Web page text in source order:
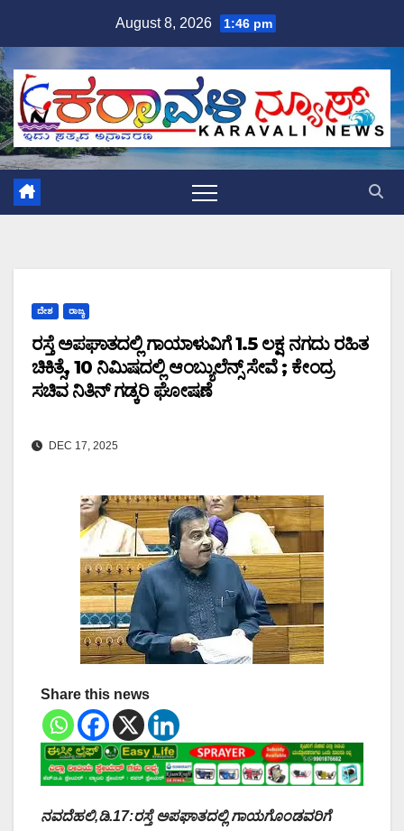
content
August 8, 2026 1:46 pm
ದೇಶ ರಾಜ್ಯ
ರಸ್ತೆ ಅಪಘಾತದಲ್ಲಿ ಗಾಯಾಳುವಿಗೆ 1.5 ಲಕ್ಷ ನಗದು ರಹಿತ
ಚಿಕಿತ್ಸೆ, 10 ನಿಮಿಷದಲ್ಲಿ ಆಂಬ್ಯುಲೆನ್ಸ್ ಸೇವೆ ; ಕೇಂದ್ರ
ಸಚಿವ ನಿತಿನ್ ಗಡ್ಕರಿ ಘೋಷಣೆ
DEC 17, 2025
Share this news
ನವದೆಹಲಿ,ಡಿ.17:ರಸ್ತೆ ಅಪಘಾತದಲ್ಲಿ ಗಾಯಗೊಂಡವರಿಗೆ